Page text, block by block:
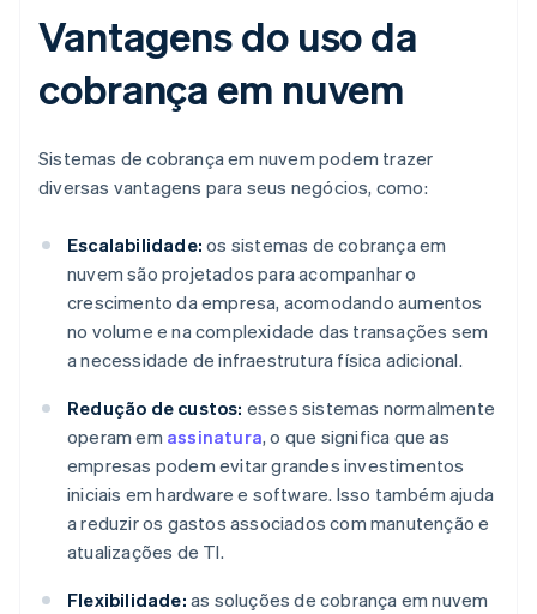
Vantagens do uso da
cobrança em nuvem
Sistemas de cobrança em nuvem podem trazer
diversas vantagens para seus negócios, como:
Escalabilidade: os sistemas de cobrança em
nuvem são projetados para acompanhar o
crescimento da empresa, acomodando aumentos
no volume e na complexidade das transações sem
a necessidade de infraestrutura física adicional.
Redução de custos: esses sistemas normalmente
operam em assinatura, o que significa que as
empresas podem evitar grandes investimentos
iniciais em hardware e software. Isso também ajuda
a reduzir os gastos associados com manutenção e
atualizações de TI.
Flexibilidade: as soluções de cobrança em nuvem